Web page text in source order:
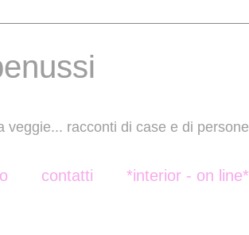
veggie... racconti di case e di persone
contatti *interior - on line*